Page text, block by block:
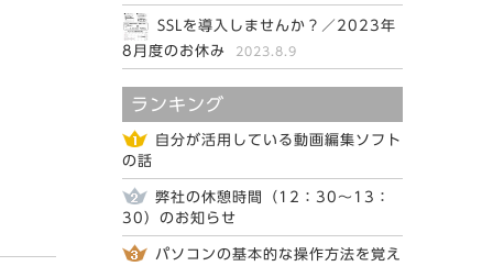
SSLを導入しませんか？／2023年
8月度のお休み
2023.8.9
ランキング
自分が活用している動画編集ソフト
の話
弊社の休憩時間（12：30～13：
30）のお知らせ
パソコンの基本的な操作方法を覚え